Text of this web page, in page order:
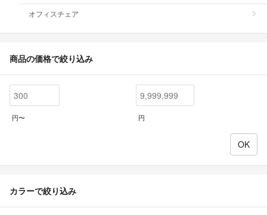
オフィスチェア
商品の価格で絞り込み
円〜 円
カラーで絞り込み